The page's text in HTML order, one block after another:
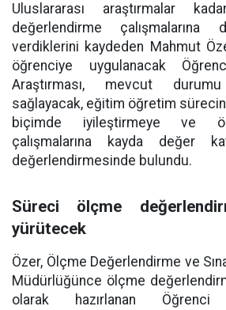
Uluslararası araştırmalar
değerlendirme
verdiklerini kaydeden Mahmut
öğrenciye uygulanacak
Araştırması, mevcut
sağlayacak, eğitim öğretim
biçimde iyileştirmeye ve
çalışmalarına kayda değer
değerlendirmesinde bulundu.
Süreci ölçme
yürütecek
Özer, Ölçme Değerlendirme ve
Müdürlüğünce ölçme
olarak hazırlanan